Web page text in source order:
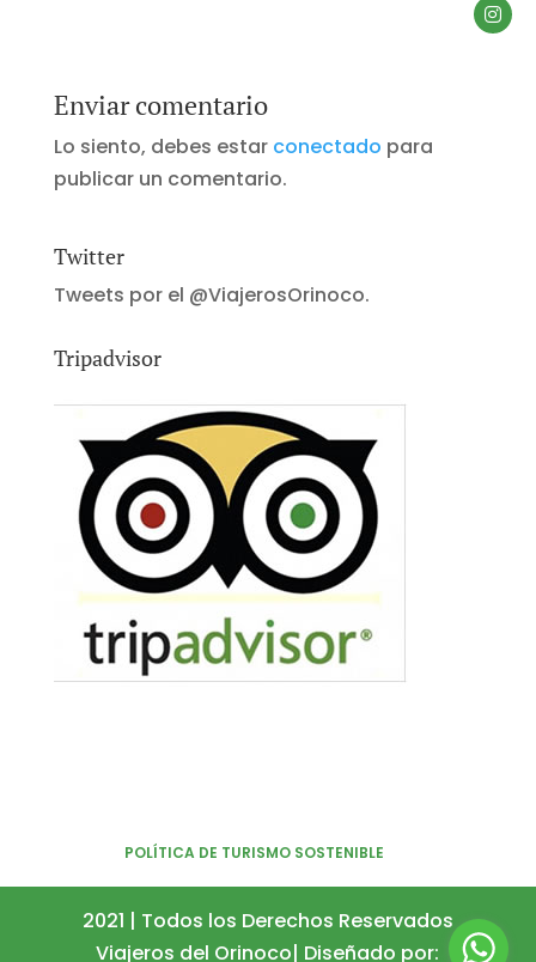
Enviar comentario
Lo siento, debes estar conectado para
publicar un comentario.
Twitter
Tweets por el @ViajerosOrinoco.
Tripadvisor
POLÍTICA DE TURISMO SOSTENIBLE
2021 | Todos los Derechos Reservados
Viajeros del Orinoco| Diseñado por: